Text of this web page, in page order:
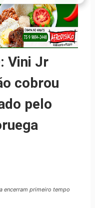
Vini Jr
cobrou
pelo
encerram primeiro tempo